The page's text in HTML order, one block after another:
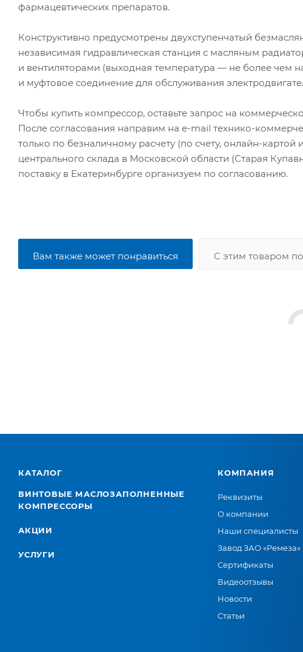
фармацевтических препаратов.
Конструктивно предусмотрены двухступенчатый
независимая гидравлическая станция с масляным
и вентиляторами (выходная температура — не более чем
и муфтовое соединение для обслуживания
Чтобы купить компрессор, оставьте запрос на
После согласования направим на e-mail технико-
только по безналичному расчету (по счету, онлайн-
центрального склада в Московской области (Старая
поставку в Екатеринбурге организуем по согласованию.
Вам также может понравиться С этим товаром
КАТАЛОГ
ВИНТОВЫЕ МАСЛОЗАПОЛНЕННЫЕ
КОМПРЕССОРЫ
АКЦИИ
УСЛУГИ
КОМПАНИЯ
Реквизиты
О компании
Наши специалисты
Завод ЗАО «Ремеза»
Сертификаты
Видеоотзывы
Новости
Статьи